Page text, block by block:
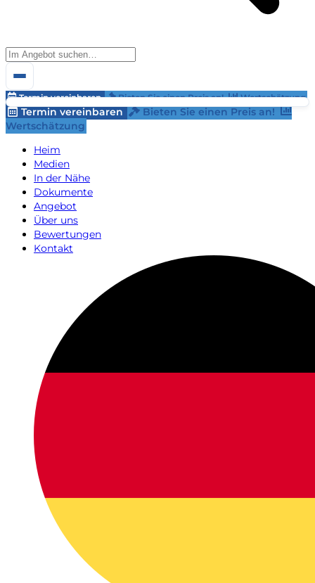
Termin vereinbaren Bieten Sie einen Preis an! Wertschätzung
Termin vereinbaren
Bieten Sie einen Preis an!
Wertschätzung
Heim
Medien
In der Nähe
Dokumente
Angebot
Über uns
Bewertungen
Kontakt